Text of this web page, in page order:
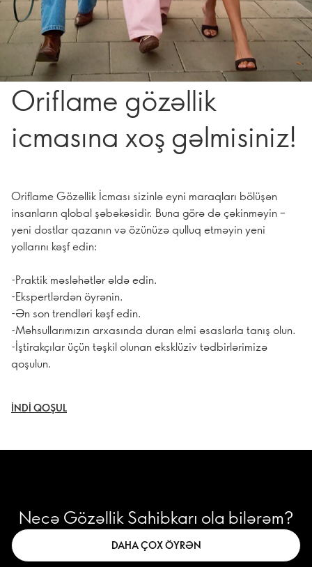
Oriflame gözəllik
icmasına xoş gəlmisiniz!
Oriflame Gözəllik İcması sizinlə eyni maraqları bölüşən
insanların qlobal şəbəkəsidir. Buna görə də çəkinməyin –
yeni dostlar qazanın və özünüzə qulluq etməyin yeni
yollarını kəşf edin:
-Praktik məsləhətlər əldə edin.
-Ekspertlərdən öyrənin.
-Ən son trendləri kəşf edin.
-Məhsullarımızın arxasında duran elmi əsaslarla tanış olun.
-İştirakçılar üçün təşkil olunan eksklüziv tədbirlərimizə
qoşulun.
İNDI QOŞUL
Necə Gözəllik Sahibkarı ola bilərəm?
DAHA ÇOX ÖYRƏN